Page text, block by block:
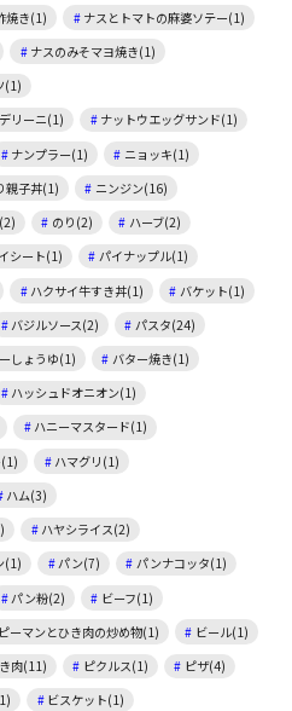
焼き(1)
ナスとトマトの麻婆ソテー(1)
ナスのみそマヨ焼き(1)
(1)
リーニ(1)
ナットウエッグサンド(1)
ナンプラー(1)
ニョッキ(1)
親子丼(1)
ニンジン(16)
のり(2)
ハーブ(2)
シート(1)
パイナップル(1)
ハクサイ牛すき丼(1)
バケット(1)
バジルソース(2)
パスタ(24)
しょうゆ(1)
バター焼き(1)
ハッシュドオニオン(1)
ハニーマスタード(1)
ハマグリ(1)
ハム(3)
ハヤシライス(2)
(1) パン(7)
パンナコッタ(1)
パン粉(2)
ビーフ(1)
ピーマンとひき肉の炒め物(1)
ビール(1)
肉(11) ピクルス(1)
ピザ(4)
ビスケット(1)